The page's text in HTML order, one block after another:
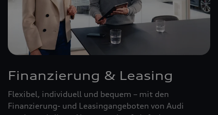
Finanzierung & Leasing
Flexibel, individuell und bequem – mit den
Finanzierung- und Leasingangeboten von Audi